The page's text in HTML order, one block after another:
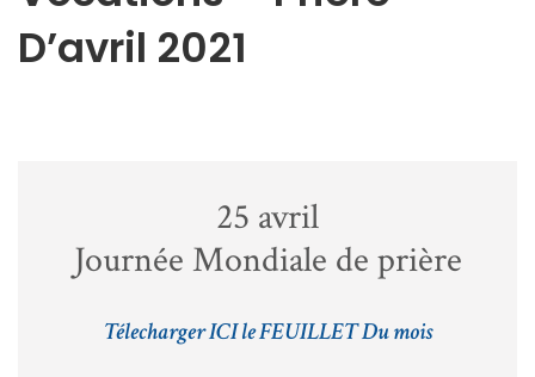
D’avril 2021
25 avril
Journée Mondiale de prière
Télecharger ICI le FEUILLET Du mois